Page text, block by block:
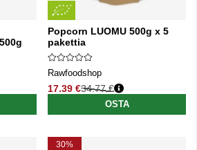
Popcorn LUOMU 500g x 5
pakettia
Rawfoodshop
17.39 €
Normaali hinta
34.77 €
OSTA
30%